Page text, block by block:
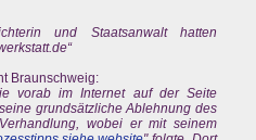
und Staatsanwalt hatten
Braunschweig:
vorab im Internet auf der Seite
grundsätzliche Ablehnung des
wobei er mit seinem